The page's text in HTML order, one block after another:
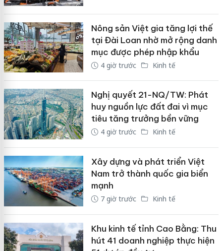
Nông sản Việt gia tăng lợi thế
tại Đài Loan nhờ mở rộng danh
mục được phép nhập khẩu
4 giờ trước Kinh tế
Nghị quyết 21-NQ/TW: Phát
huy nguồn lực đất đai vì mục
tiêu tăng trưởng bền vững
4 giờ trước Kinh tế
Xây dựng và phát triển Việt
Nam trở thành quốc gia biển
mạnh
7 giờ trước Kinh tế
Khu kinh tế tỉnh Cao Bằng: Thu
hút 41 doanh nghiệp thực hiện